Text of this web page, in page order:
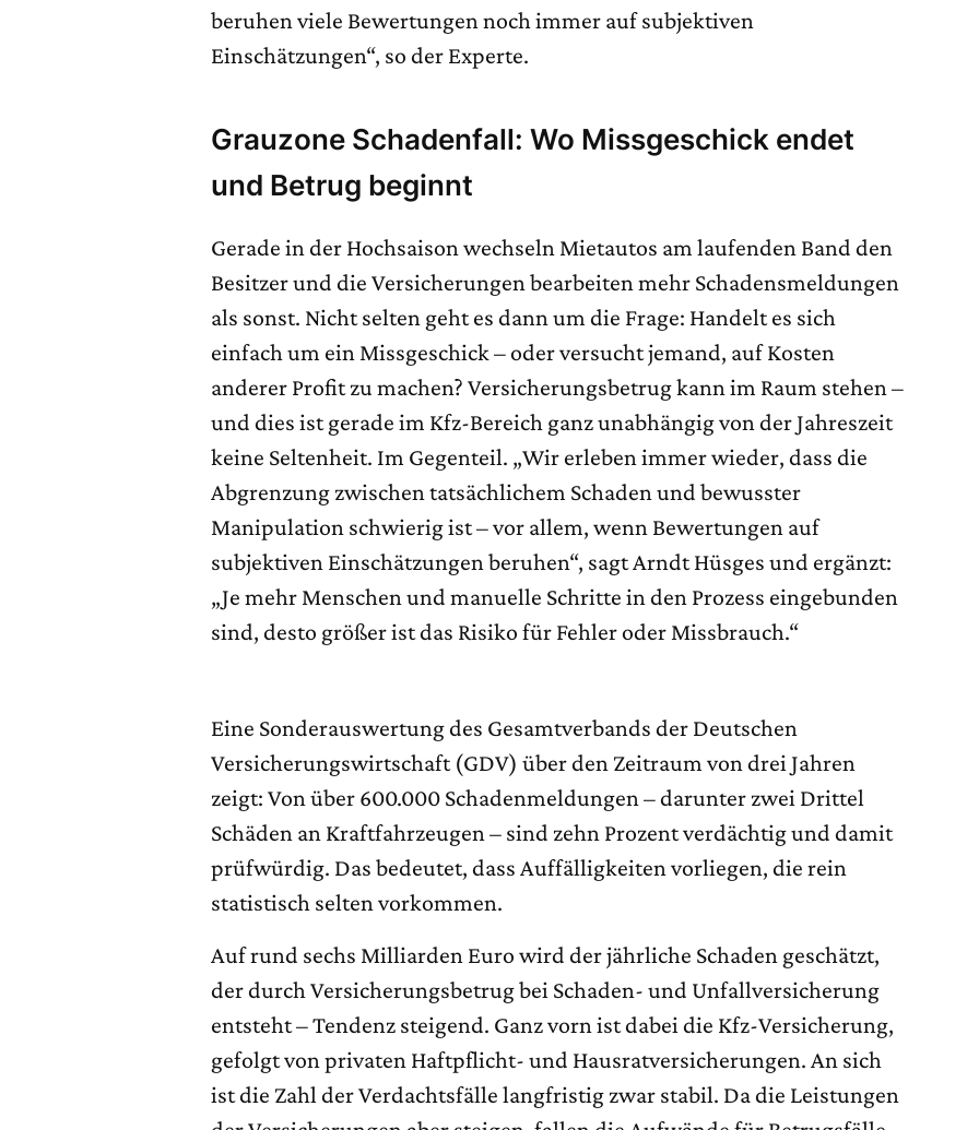
beruhen viele Bewertungen noch immer auf subjektiven
Einschätzungen“, so der Experte.
Grauzone Schadenfall: Wo Missgeschick endet
und Betrug beginnt
Gerade in der Hochsaison wechseln Mietautos am laufenden Band den
Besitzer und die Versicherungen bearbeiten mehr Schadensmeldungen
als sonst. Nicht selten geht es dann um die Frage: Handelt es sich
einfach um ein Missgeschick – oder versucht jemand, auf Kosten
anderer Profit zu machen? Versicherungsbetrug kann im Raum stehen –
und dies ist gerade im Kfz-Bereich ganz unabhängig von der Jahreszeit
keine Seltenheit. Im Gegenteil. „Wir erleben immer wieder, dass die
Abgrenzung zwischen tatsächlichem Schaden und bewusster
Manipulation schwierig ist – vor allem, wenn Bewertungen auf
subjektiven Einschätzungen beruhen“, sagt Arndt Hüsges und ergänzt:
„Je mehr Menschen und manuelle Schritte in den Prozess eingebunden
sind, desto größer ist das Risiko für Fehler oder Missbrauch.“
Eine Sonderauswertung des Gesamtverbands der Deutschen
Versicherungswirtschaft (GDV) über den Zeitraum von drei Jahren
zeigt: Von über 600.000 Schadenmeldungen – darunter zwei Drittel
Schäden an Kraftfahrzeugen – sind zehn Prozent verdächtig und damit
prüfwürdig. Das bedeutet, dass Auffälligkeiten vorliegen, die rein
statistisch selten vorkommen.
Auf rund sechs Milliarden Euro wird der jährliche Schaden geschätzt,
der durch Versicherungsbetrug bei Schaden- und Unfallversicherung
entsteht – Tendenz steigend. Ganz vorn ist dabei die Kfz-Versicherung,
gefolgt von privaten Haftpflicht- und Hausratversicherungen. An sich
ist die Zahl der Verdachtsfälle langfristig zwar stabil. Da die Leistungen